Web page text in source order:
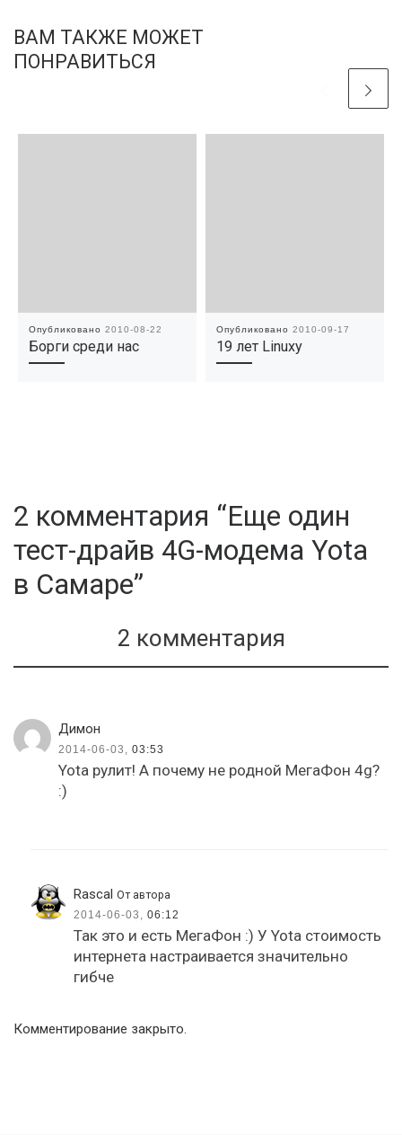
ВАМ ТАКЖЕ МОЖЕТ
ПОНРАВИТЬСЯ
Опубликовано 2010-08-22
Борги среди нас
Опубликовано 2010-09-17
19 лет Linuxу
2 комментария “Еще один
тест-драйв 4G-модема Yota
в Самаре”
2 комментария
Димон
2014-06-03, 03:53
Yota рулит! А почему не родной МегаФон 4g?
:)
Rascal От автора
2014-06-03, 06:12
Так это и есть МегаФон :) У Yota стоимость
интернета настраивается значительно
гибче
Комментирование закрыто.